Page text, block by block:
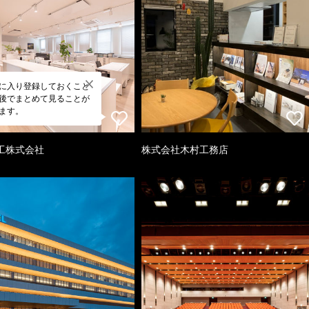
入り登録しておくこと
でまとめて見ることが
す。
株式会社 株式会社木村工務店